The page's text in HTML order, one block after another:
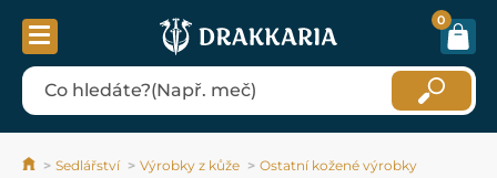
0
Sedlářství Výrobky z kůže Ostatní kožené výrobky